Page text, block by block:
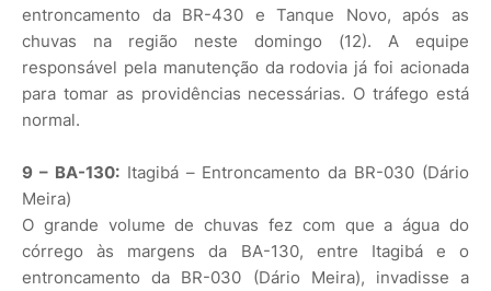
entroncamento da BR-430 e Tanque Novo, após as
chuvas na região neste domingo (12). A equipe
responsável pela manutenção da rodovia já foi acionada
para tomar as providências necessárias. O tráfego está
normal.
9 – BA-130:Itagibá – Entroncamento da BR-030 (Dário
Meira)
O grande volume de chuvas fez com que a água do
córrego às margens da BA-130, entre Itagibá e o
entroncamento da BR-030 (Dário Meira), invadisse a